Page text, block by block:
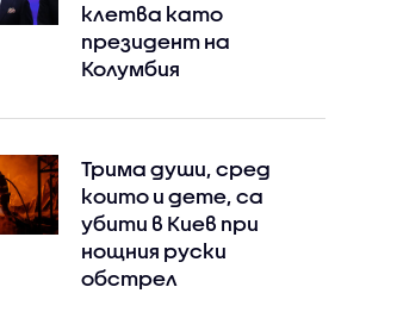
клетва като
президент на
Колумбия
Трима души, сред
които и дете, са
убити в Киев при
нощния руски
обстрел